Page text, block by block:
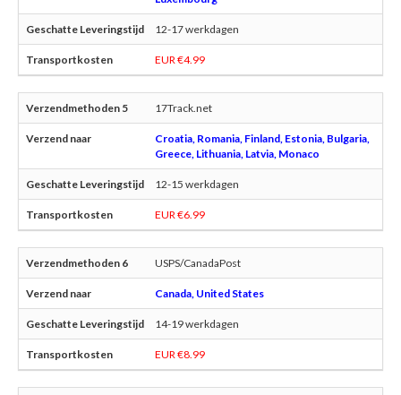
12-17 werkdagen
EUR €4.99
17Track.net
Croatia, Romania, Finland, Estonia, Bulgaria,
Greece, Lithuania, Latvia, Monaco
12-15 werkdagen
EUR €6.99
USPS/CanadaPost
Canada, United States
14-19 werkdagen
EUR €8.99